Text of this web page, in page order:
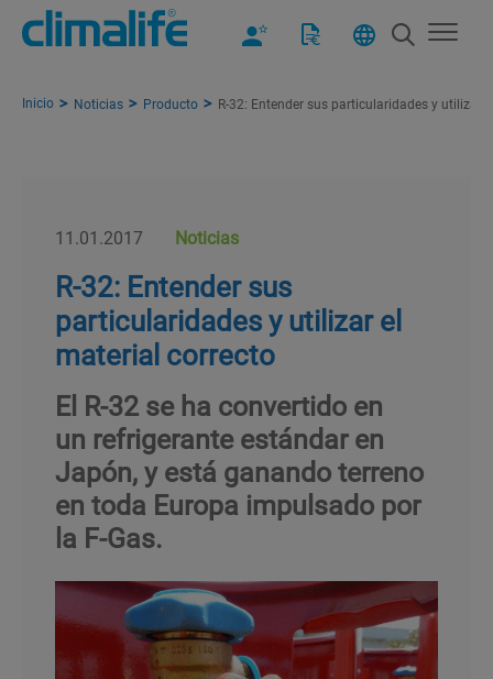
Inicio Noticias Producto R-32: Entender sus particularidades y utilizar
11.01.2017 Noticias
R-32: Entender sus
particularidades y utilizar el
material correcto
El R-32 se ha convertido en
un refrigerante estándar en
Japón, y está ganando terreno
en toda Europa impulsado por
la F-Gas.